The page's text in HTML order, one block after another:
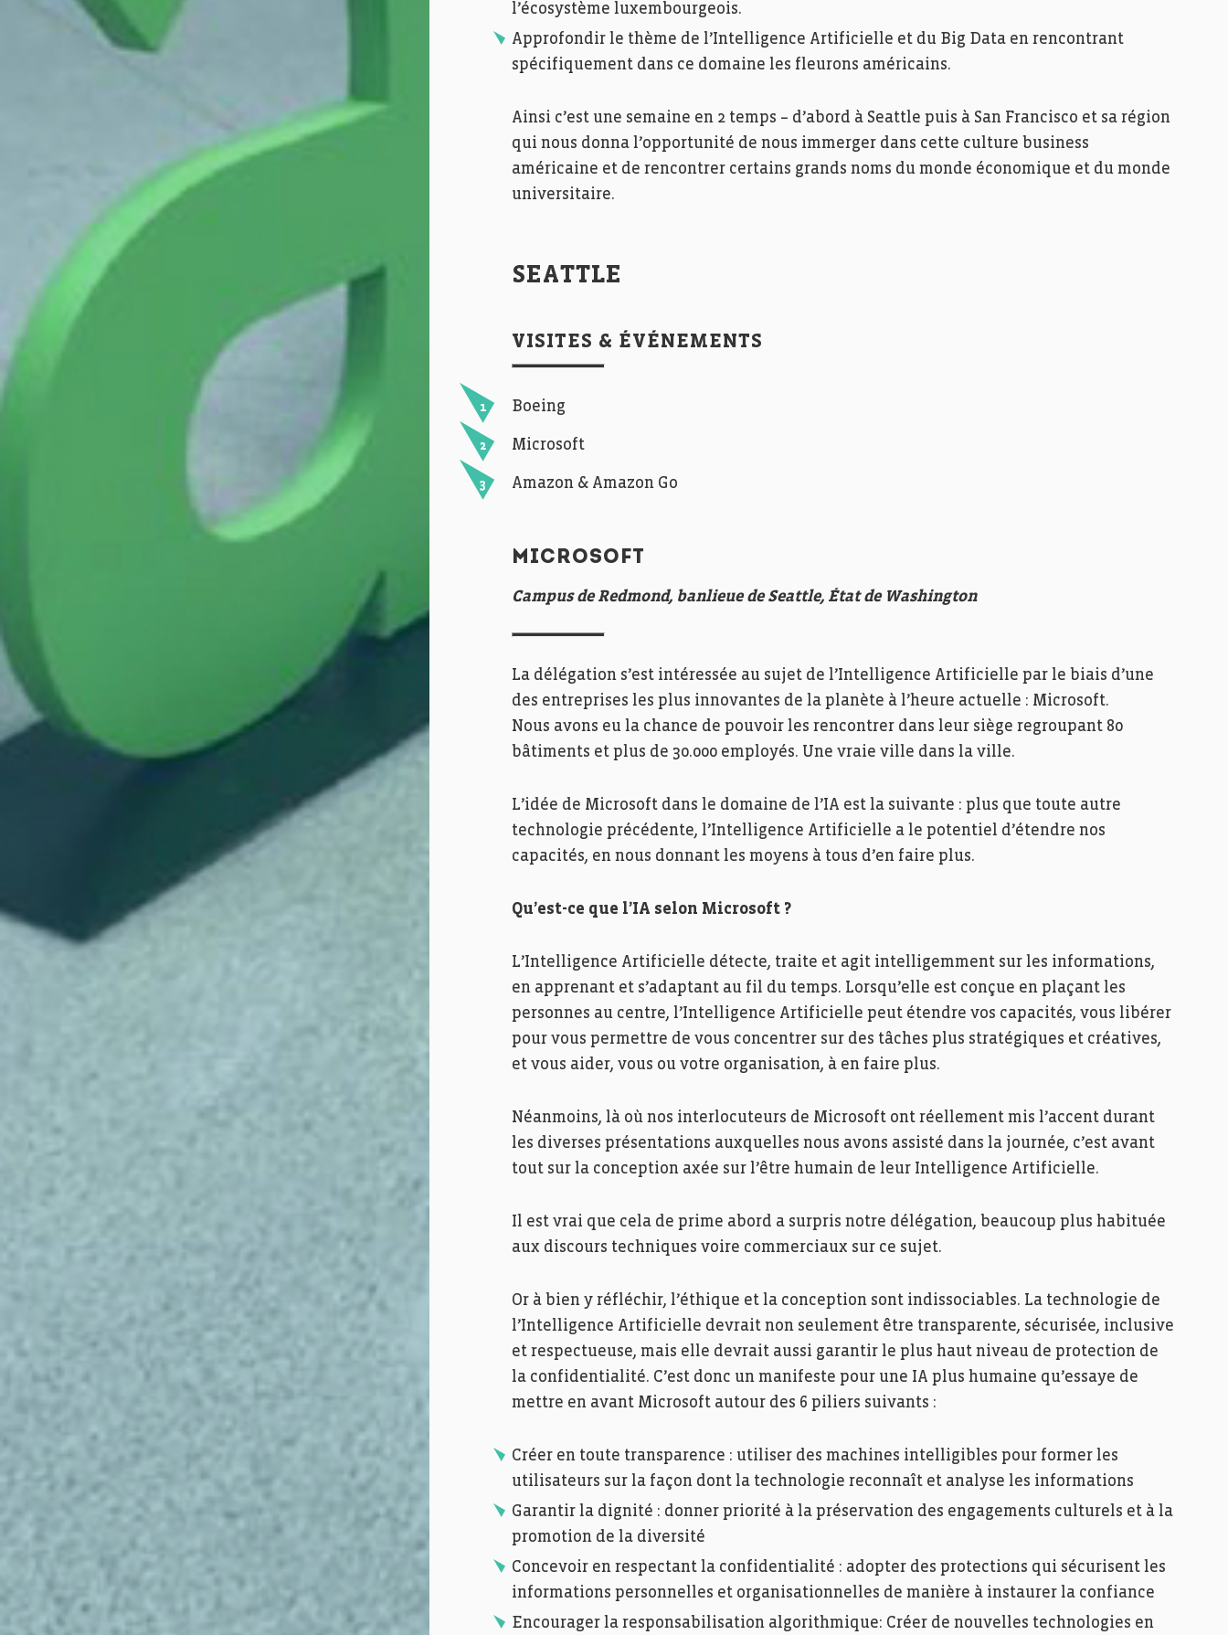
l’écosystème luxembourgeois.
Approfondir le thème de l’Intelligence Artificielle et du Big Data en rencontrant
spécifiquement dans ce domaine les fleurons américains.
Ainsi c’est une semaine en 2 temps – d’abord à Seattle puis à San Francisco et sa région
qui nous donna l’opportunité de nous immerger dans cette culture business
américaine et de rencontrer certains grands noms du monde économique et du monde
universitaire.
SEATTLE
VISITES & ÉVÉNEMENTS
Boeing
Microsoft
Amazon & Amazon Go
MICROSOFT
Campus de Redmond, banlieue de Seattle, État de Washington
La délégation s’est intéressée au sujet de l’Intelligence Artificielle par le biais d’une
des entreprises les plus innovantes de la planète à l’heure actuelle : Microsoft.
Nous avons eu la chance de pouvoir les rencontrer dans leur siège regroupant 80
bâtiments et plus de 30.000 employés. Une vraie ville dans la ville.
L’idée de Microsoft dans le domaine de l’IA est la suivante : plus que toute autre
technologie précédente, l’Intelligence Artificielle a le potentiel d’étendre nos
capacités, en nous donnant les moyens à tous d’en faire plus.
Qu’est-ce que l’IA selon Microsoft ?
L’Intelligence Artificielle détecte, traite et agit intelligemment sur les informations,
en apprenant et s’adaptant au fil du temps. Lorsqu’elle est conçue en plaçant les
personnes au centre, l’Intelligence Artificielle peut étendre vos capacités, vous libérer
pour vous permettre de vous concentrer sur des tâches plus stratégiques et créatives,
et vous aider, vous ou votre organisation, à en faire plus.
Néanmoins, là où nos interlocuteurs de Microsoft ont réellement mis l’accent durant
les diverses présentations auxquelles nous avons assisté dans la journée, c’est avant
tout sur la conception axée sur l’être humain de leur Intelligence Artificielle.
Il est vrai que cela de prime abord a surpris notre délégation, beaucoup plus habituée
aux discours techniques voire commerciaux sur ce sujet.
Or à bien y réfléchir, l’éthique et la conception sont indissociables. La technologie de
l’Intelligence Artificielle devrait non seulement être transparente, sécurisée, inclusive
et respectueuse, mais elle devrait aussi garantir le plus haut niveau de protection de
la confidentialité. C’est donc un manifeste pour une IA plus humaine qu’essaye de
mettre en avant Microsoft autour des 6 piliers suivants :
Créer en toute transparence : utiliser des machines intelligibles pour former les
utilisateurs sur la façon dont la technologie reconnaît et analyse les informations
Garantir la dignité : donner priorité à la préservation des engagements culturels et à la
promotion de la diversité
Concevoir en respectant la confidentialité : adopter des protections qui sécurisent les
informations personnelles et organisationnelles de manière à instaurer la confiance
Encourager la responsabilisation algorithmique: Créer de nouvelles technologies en